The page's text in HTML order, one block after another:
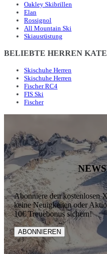
Oakley Skibrillen
Elan
Rossignol
All Mountain Ski
Skiausrüstung
BELIEBTE HERREN
Skischuhe Herren
Skischuhe Herren
Fischer RC4
FIS Ski
Fischer
Abonniere den kostenlosen
keine Neuigkeiten oder
10€ Treuebonus sichern!
ABONNIEREN